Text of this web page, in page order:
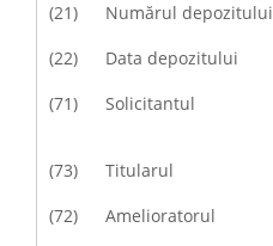
(21)
Numărul depozitului
(22)
Data depozitului
(71)
Solicitantul
(73)
Titularul
(72)
Amelioratorul